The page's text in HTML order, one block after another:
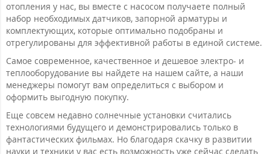
отопления у нас, вы вместе с насосом получаете полный
набор необходимых датчиков, запорной арматуры и
комплектующих, которые оптимально подобраны и
отрегулированы для эффективной работы в единой системе.
Самое современное, качественное и дешевое электро- и
теплооборудование вы найдете на нашем сайте, а наши
менеджеры помогут вам определиться с выбором и
оформить выгодную покупку.
Еще совсем недавно солнечные установки считались
технологиями будущего и демонстрировались только в
фантастических фильмах. Но благодаря скачку в развитии
науки и техники у вас есть возможность уже сейчас сделать